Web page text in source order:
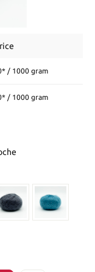
/ 1000 gram
/ 1000 gram